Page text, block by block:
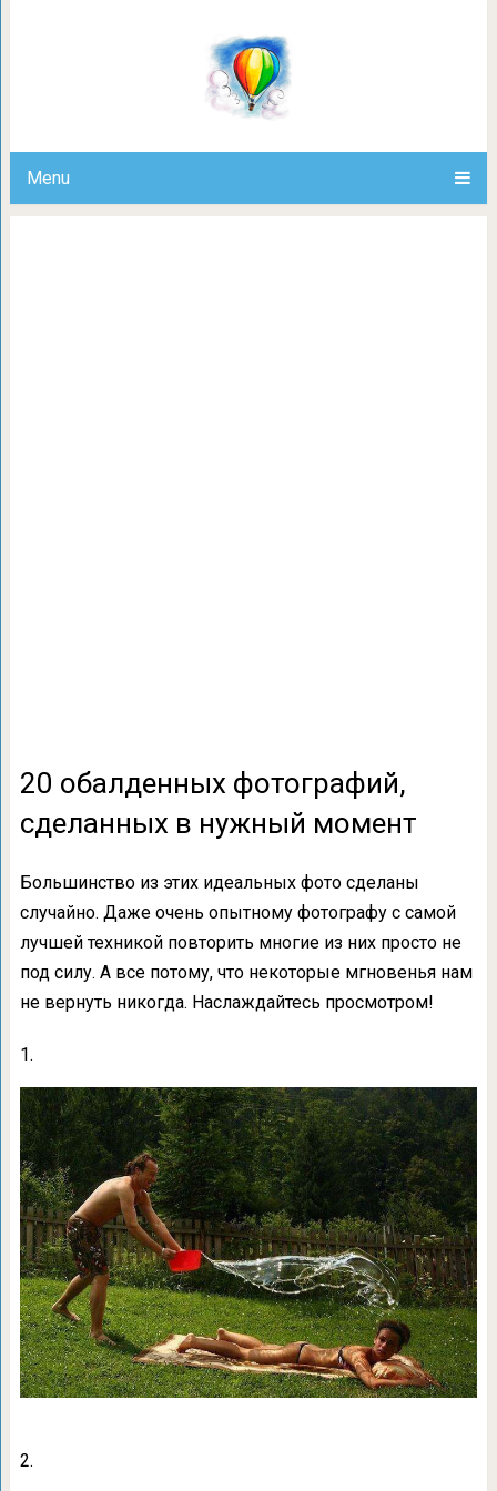
Menu
20 обалденных фотографий,
20 обалденных фотографий,
сделанных в нужный момент
Большинство из этих идеальных фото сделаны
случайно. Даже очень опытному фотографу с самой
лучшей техникой повторить многие из них просто не
под силу. А все потому, что некоторые мгновенья нам
не вернуть никогда. Наслаждайтесь просмотром!
1.
2.